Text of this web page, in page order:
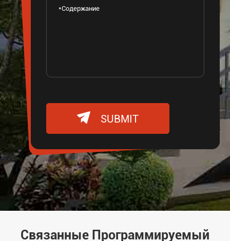
 SUBMIT
Связанные Программируемый